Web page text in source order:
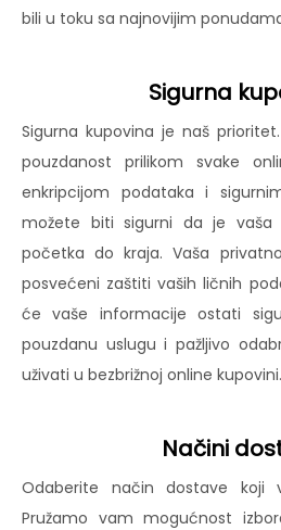
bili u toku sa najnovijim
Sigurna
Sigurna kupovina je naš
pouzdanost prilikom svake
enkripcijom podataka i
možete biti sigurni da je vaša
početka do kraja. Vaša
posvećeni zaštiti vaših ličnih
će vaše informacije ostati
pouzdanu uslugu i pažljivo
uživati u bezbrižnoj online kupovini.
Načini
Odaberite način dostave koji
Pružamo vam mogućnost